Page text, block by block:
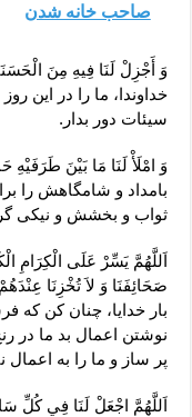
صاحب خانه شدن
وَ أَجْزِلْ لَنَا فِيهِ مِنَ
خداوندا، ما را در اين
سيئات دور بدار.
وَ امْلَأْ لَنَا مَا بَيْنَ طَرَفَيْهِ
بامداد و شامگاهش را
ثواب و بخشش و نيكى
اَللَّهُمَّ يَسِّرْ عَلَى الْكِرَامِ
صَحَائِفَنَا وَ لاَ تُخْزِنَا
بار خدايا، چنان كن كه
نوشتن اعمال بد ما در
پر ساز و ما را به اعمال
اَللَّهُمَّ اجْعَلْ لَنَا فِي كُلِّ